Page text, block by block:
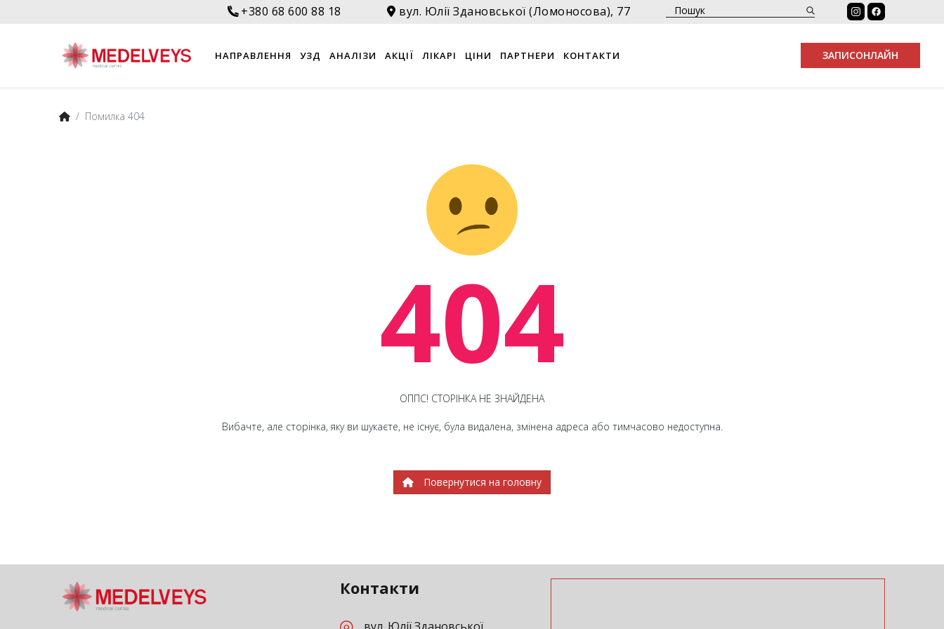
+380 68 600 88 18 вул. Юлії Здановської (Ломоносова), 77
НАПРАВЛЕННЯ УЗД АНАЛІЗИ АКЦІЇ ЛІКАРІ ЦІНИ ПАРТНЕРИ КОНТАКТИ ЗАПИСОНЛАЙН
Помилка 404
404
ОППС! СТОРІНКА НЕ ЗНАЙДЕНА
Вибачте, але сторінка, яку ви шукаєте, не існує, була видалена, змінена адреса або тимчасово недоступна.
Повернутися на головну
Контакти